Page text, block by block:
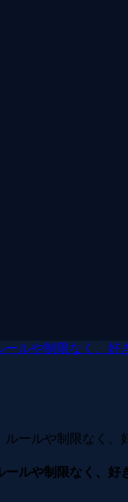
ルや制限なく、好
ルや制限なく、好